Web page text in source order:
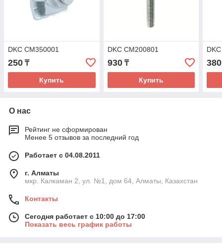
DKC CM350001
250 ₸
Купить
DKC CM200801
930₸
Купить
380
О нас
Рейтинг не сформирован
Менее 5 отзывов за последний год
Работает с 04.08.2011
г. Алматы
мкр. Калкаман 2, ул. №1, дом 64, Алматы, Казахстан
Контакты
Сегодня работает с 10:00 до 17:00
Показать весь график работы